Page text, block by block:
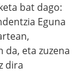
bat dago:
Eguna
eta zuzena
dira